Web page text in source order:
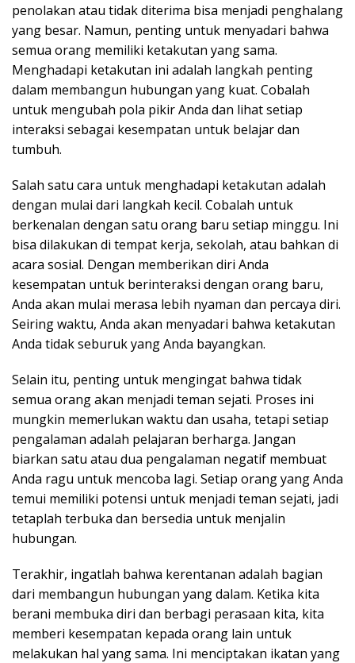
penolakan atau tidak diterima bisa menjadi penghalang
yang besar. Namun, penting untuk menyadari bahwa
semua orang memiliki ketakutan yang sama.
Menghadapi ketakutan ini adalah langkah penting
dalam membangun hubungan yang kuat. Cobalah
untuk mengubah pola pikir Anda dan lihat setiap
interaksi sebagai kesempatan untuk belajar dan
tumbuh.
Salah satu cara untuk menghadapi ketakutan adalah
dengan mulai dari langkah kecil. Cobalah untuk
berkenalan dengan satu orang baru setiap minggu. Ini
bisa dilakukan di tempat kerja, sekolah, atau bahkan di
acara sosial. Dengan memberikan diri Anda
kesempatan untuk berinteraksi dengan orang baru,
Anda akan mulai merasa lebih nyaman dan percaya diri.
Seiring waktu, Anda akan menyadari bahwa ketakutan
Anda tidak seburuk yang Anda bayangkan.
Selain itu, penting untuk mengingat bahwa tidak
semua orang akan menjadi teman sejati. Proses ini
mungkin memerlukan waktu dan usaha, tetapi setiap
pengalaman adalah pelajaran berharga. Jangan
biarkan satu atau dua pengalaman negatif membuat
Anda ragu untuk mencoba lagi. Setiap orang yang Anda
temui memiliki potensi untuk menjadi teman sejati, jadi
tetaplah terbuka dan bersedia untuk menjalin
hubungan.
Terakhir, ingatlah bahwa kerentanan adalah bagian
dari membangun hubungan yang dalam. Ketika kita
berani membuka diri dan berbagi perasaan kita, kita
memberi kesempatan kepada orang lain untuk
melakukan hal yang sama. Ini menciptakan ikatan yang